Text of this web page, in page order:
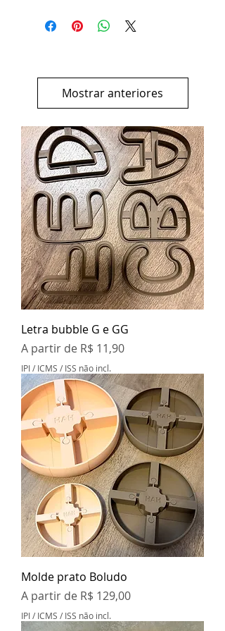
Mostrar anteriores
Letra bubble G e GG
A partir de R$ 11,90
Preço promocional
IPI / ICMS / ISS não incl.
Molde prato Boludo
A partir de R$ 129,00
Preço promocional
IPI / ICMS / ISS não incl.